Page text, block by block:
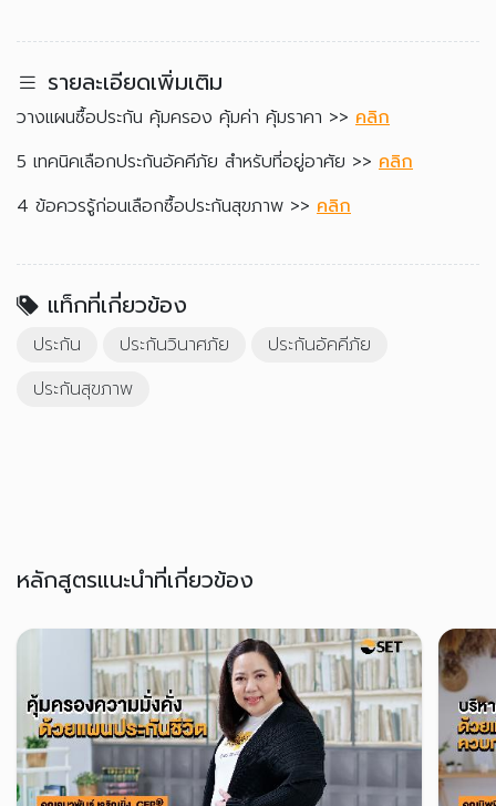
รายละเอียดเพิ่มเติม
วางแผนซื้อประกัน คุ้มครอง คุ้มค่า คุ้มราคา >> คลิก
5 เทคนิคเลือกประกันอัคคีภัย สำหรับที่อยู่อาศัย >> คลิก
4 ข้อควรรู้ก่อนเลือกซื้อประกันสุขภาพ >> คลิก
แท็กที่เกี่ยวข้อง
ประกัน ประกันวินาศภัย
ประกันอัคคีภัย
ประกันสุขภาพ
หลักสูตรแนะนำที่เกี่ยวข้อง